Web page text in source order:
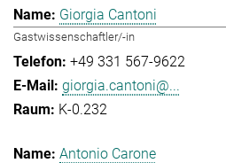
Giorgia Cantoni
Gastwissenschaftler/-in
+49 331 567-9622
giorgia.cantoni@...
K-0.232
Antonio Carone